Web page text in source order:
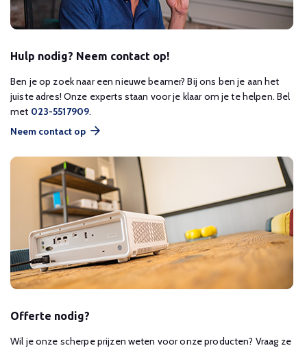
Hulp nodig? Neem contact op!
Ben je op zoek naar een nieuwe beamer? Bij ons ben je aan het
juiste adres! Onze experts staan voor je klaar om je te helpen. Bel
met 023-5517909.
Neem contact op
Offerte nodig?
Wil je onze scherpe prijzen weten voor onze producten? Vraag ze